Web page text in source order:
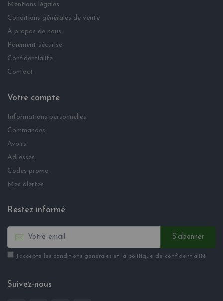
Mentions légales
Conditions générales de vente
A propos de nous
Paiement sécurisé
Confidentialité
Contact
Votre compte
Informations personnelles
Commandes
Avoirs
Adresses
Codes promo
Mes alertes
Restez informé
S'abonner
J'accepte les conditions générales et la politique de confidentialité
Suivez-nous